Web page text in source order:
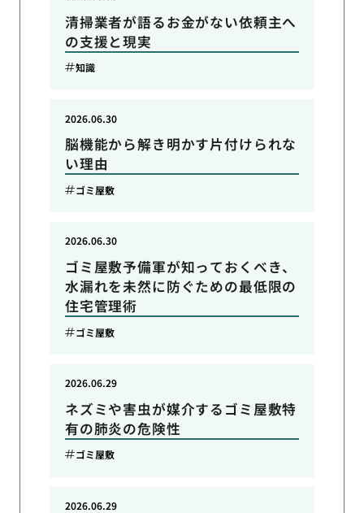
清掃業者が語るお金がない依頼主へ
の支援と現実
知識
脳機能から解き明かす片付けられな
い理由
2026.06.30
ゴミ屋敷
ゴミ屋敷予備軍が知っておくべき、
水漏れを未然に防ぐための最低限の
住宅管理術
2026.06.30
ゴミ屋敷
ネズミや害虫が媒介するゴミ屋敷特
有の肺炎の危険性
2026.06.29
ゴミ屋敷
2026.06.29